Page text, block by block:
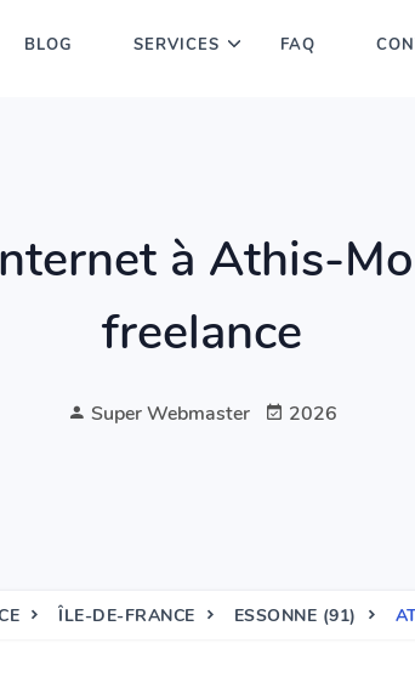
BLOG SERVICES FAQ
à Athis-
freelance
Super Webmaster 2026
ÎLE-DE-FRANCE ESSONNE (91)